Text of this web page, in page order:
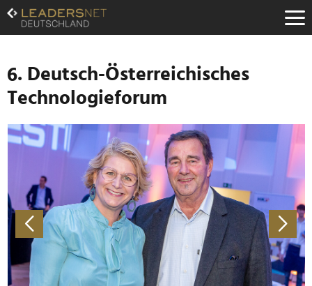
Zum
Inhalt
Zur
Navigation
Zur
Hauptnavigation
6. Deutsch-Österreichisches
Technologieforum